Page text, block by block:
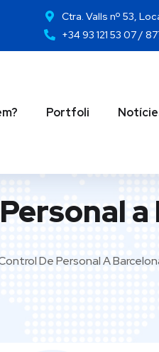
Ctra. Valls nº 53,
+34 93 121 53 07 /
Portfoli
De Personal A